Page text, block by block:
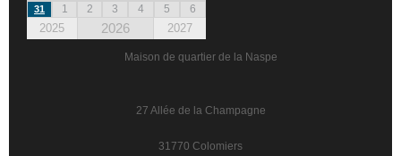
31 1 2 3 4 5 6
2025 2026 2027
Maison de quartier de la Naspe
27 Allée de la Champagne
31770 Colomiers